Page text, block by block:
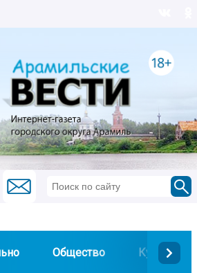
Общество Культура